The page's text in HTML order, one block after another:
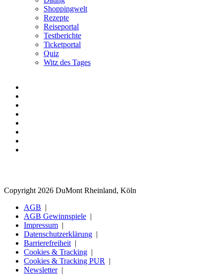
Shoppingwelt
Rezepte
Reiseportal
Testberichte
Ticketportal
Quiz
Witz des Tages
Copyright 2026 DuMont Rheinland, Köln
AGB
AGB Gewinnspiele
Impressum
Datenschutzerklärung
Barrierefreiheit
Cookies & Tracking
Cookies & Tracking PUR
Newsletter